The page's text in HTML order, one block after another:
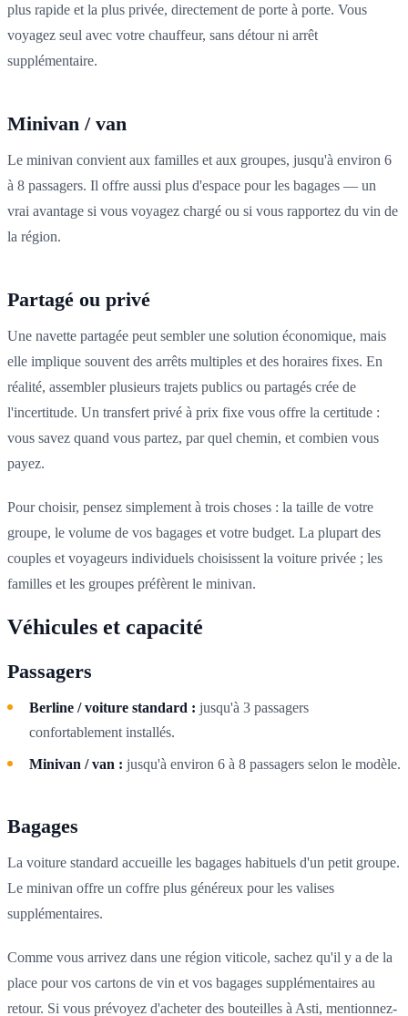
plus rapide et la plus privée, directement de porte à porte. Vous
voyagez seul avec votre chauffeur, sans détour ni arrêt
supplémentaire.
Minivan / van
Le minivan convient aux familles et aux groupes, jusqu'à environ 6
à 8 passagers. Il offre aussi plus d'espace pour les bagages — un
vrai avantage si vous voyagez chargé ou si vous rapportez du vin de
la région.
Partagé ou privé
Une navette partagée peut sembler une solution économique, mais
elle implique souvent des arrêts multiples et des horaires fixes. En
réalité, assembler plusieurs trajets publics ou partagés crée de
l'incertitude. Un transfert privé à prix fixe vous offre la certitude :
vous savez quand vous partez, par quel chemin, et combien vous
payez.
Pour choisir, pensez simplement à trois choses : la taille de votre
groupe, le volume de vos bagages et votre budget. La plupart des
couples et voyageurs individuels choisissent la voiture privée ; les
familles et les groupes préfèrent le minivan.
Véhicules et capacité
Passagers
Berline / voiture standard : jusqu'à 3 passagers
confortablement installés.
Minivan / van : jusqu'à environ 6 à 8 passagers selon le modèle.
Bagages
La voiture standard accueille les bagages habituels d'un petit groupe.
Le minivan offre un coffre plus généreux pour les valises
supplémentaires.
Comme vous arrivez dans une région viticole, sachez qu'il y a de la
place pour vos cartons de vin et vos bagages supplémentaires au
retour. Si vous prévoyez d'acheter des bouteilles à Asti, mentionnez-